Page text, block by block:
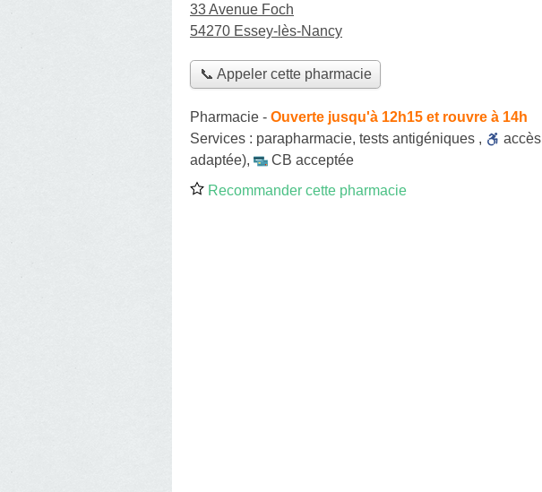
33 Avenue Foch
54270 Essey-lès-Nancy
📞 Appeler cette pharmacie
Pharmacie - Ouverte jusqu'à 12h15 et rouvre à 14h
Services : parapharmacie, tests antigéniques , accès
adaptée),
CB acceptée
Recommander cette pharmacie